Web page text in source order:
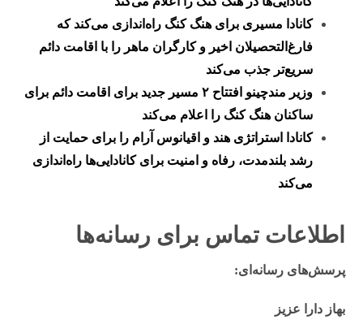
کانادا مسیری برای هنگ کنگ راه‌اندازی می‌کند که
فارغ‌التحصیلان اخیر و کارگران ماهر را با اقامت دائم
سریع‌تر جذب می‌کند
وزیر مندچینو افتتاح ۲ مسیر جدید برای اقامت دائم برای
ساکنان هنگ کنگ را اعلام می‌کند
کانادا استراتژی هند و اقیانوس آرام را برای حمایت از
رشد بلندمدت، رفاه و امنیت برای کانادایی‌ها راه‌اندازی
می‌کند
اطلاعات تماس برای رسانه‌ها
پرسش‌های رسانه‌ای:
بهاز دارا عزیز